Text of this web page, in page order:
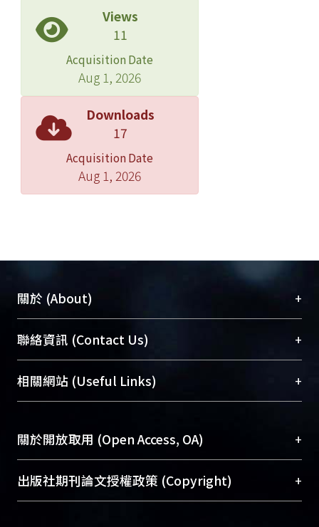
Views
11
Acquisition Date
Aug 1, 2026
Downloads
17
Acquisition Date
Aug 1, 2026
關於 (About) +
臺大位居世界頂尖大學之列，為永久珍藏及向國際
展現本校豐碩的研究成果及學術能量，圖書館整合
機構典藏（NTUR）與學術庫（AH）不同功能平
台，成為臺大學術典藏NTU scholars。期能整合研
成果。
To permanently archive and promote researcher
profiles and scholarly works, Library integrates the
services of “NTU Repository” with “Academic
聯絡資訊 (Contact Us) +
總館學科館員(Main Library)
醫學圖書館學科館員(Medical Library)
Sciences Library)
相關網站 (Useful Links) +
關於開放取用 (Open Access, OA) +
開放取用是從使用者角度提升資訊取用性的社會運
動，應用在學術研究上是透過將研究著作公開供使
出版社期刊論文授權政策 (Copyright) +